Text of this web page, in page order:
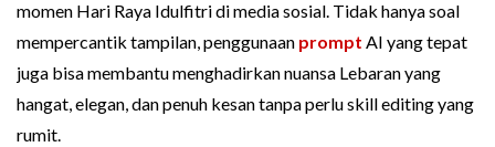
momen Hari Raya Idulfitri di media sosial. Tidak hanya soal
mempercantik tampilan, penggunaan prompt AI yang tepat
juga bisa membantu menghadirkan nuansa Lebaran yang
hangat, elegan, dan penuh kesan tanpa perlu skill editing yang
rumit.